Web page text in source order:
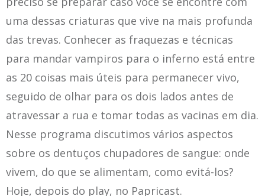
uma dessas criaturas que vive na mais profunda
das trevas. Conhecer as fraquezas e técnicas
para mandar vampiros para o inferno está entre
as 20 coisas mais úteis para permanecer vivo,
seguido de olhar para os dois lados antes de
atravessar a rua e tomar todas as vacinas em dia.
Nesse programa discutimos vários aspectos
sobre os dentuços chupadores de sangue: onde
vivem, do que se alimentam, como evitá-los?
Hoje, depois do play, no Papricast.